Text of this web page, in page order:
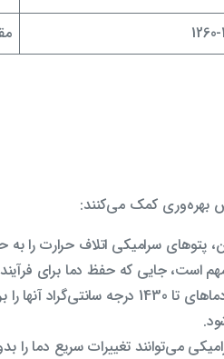
بهره‌وری کمک می‌کنند:
پتوهای سرامیکی اتلاف حرارت را
است، جایی که حفظ دما برای
: توانایی تحمل دماهای تا
می‌توانند تغییرات سریع دما